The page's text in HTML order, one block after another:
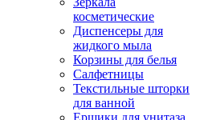
косметические
Диспенсеры для
жидкого мыла
Корзины для белья
Салфетницы
Текстильные шторки
для ванной
Ершики для унитаза